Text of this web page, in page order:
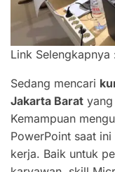
Link Selengkapnya
Sedang mencari
Jakarta Barat
Kemampuan
PowerPoint saat
kerja. Baik untuk